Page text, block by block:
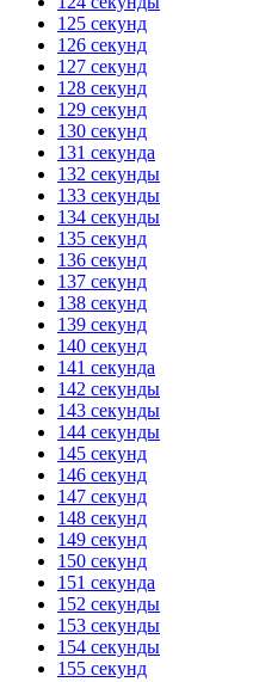
125 секунд
126 секунд
127 секунд
128 секунд
129 секунд
130 секунд
131 секунда
132 секунды
133 секунды
134 секунды
135 секунд
136 секунд
137 секунд
138 секунд
139 секунд
140 секунд
141 секунда
142 секунды
143 секунды
144 секунды
145 секунд
146 секунд
147 секунд
148 секунд
149 секунд
150 секунд
151 секунда
152 секунды
153 секунды
154 секунды
155 секунд